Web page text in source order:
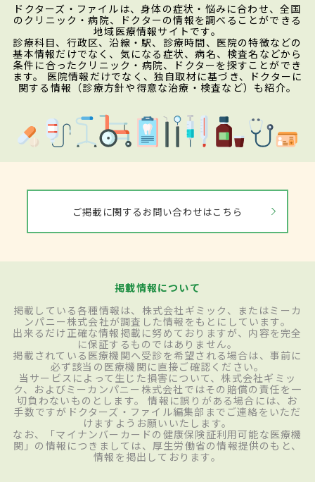
ドクターズ・ファイルは、身体の症状・悩みに合わせ、全国
のクリニック・病院、ドクターの情報を調べることができる
地域医療情報サイトです。
診療科目、行政区、沿線・駅、診療時間、医院の特徴などの
基本情報だけでなく、気になる症状、病名、検査名などから
条件に合ったクリニック・病院、ドクターを探すことができ
ます。 医院情報だけでなく、独自取材に基づき、ドクターに
関する情報（診療方針や得意な治療・検査など）も紹介。
ご掲載に関するお問い合わせはこちら
掲載情報について
掲載している各種情報は、株式会社ギミック、またはミーカ
ンパニー株式会社が調査した情報をもとにしています。
出来るだけ正確な情報掲載に努めておりますが、内容を完全
に保証するものではありません。
掲載されている医療機関へ受診を希望される場合は、事前に
必ず該当の医療機関に直接ご確認ください。
当サービスによって生じた損害について、株式会社ギミッ
ク、およびミーカンパニー株式会社ではその賠償の責任を一
切負わないものとします。 情報に誤りがある場合には、お
手数ですがドクターズ・ファイル編集部までご連絡をいただ
けますようお願いいたします。
なお、「マイナンバーカードの健康保険証利用可能な医療機
関」の情報につきましては、厚生労働省の情報提供のもと、
情報を掲出しております。